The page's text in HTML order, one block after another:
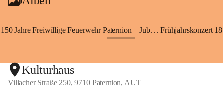
150 Jahre Freiwillige Feuerwehr Paternion – Jubiläumsfest Frühjahrskonzert
Kulturhaus
Villacher Straße 250, 9710 Paternion, AUT